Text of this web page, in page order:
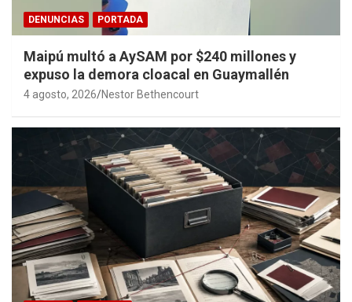
DENUNCIAS PORTADA
Maipú multó a AySAM por $240 millones y
expuso la demora cloacal en Guaymallén
4 agosto, 2026 Nestor Bethencourt